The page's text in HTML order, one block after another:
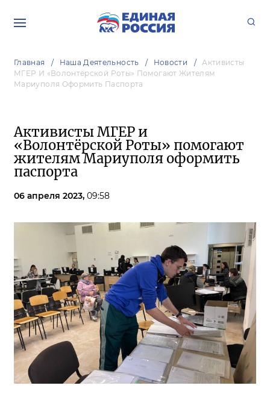
Главная Наша Деятельность Новости
Активисты
МГЕР И «Волонтёрской Роты» Помогают Жителям
Мариуполя Оформить Паспорта
Активисты МГЕР и
«Волонтёрской Роты» помогают
жителям Мариуполя оформить
паспорта
06 апреля 2023, 09:58